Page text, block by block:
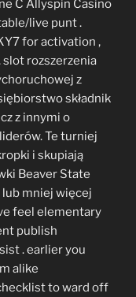
C Allyspin Casino
live punt .
for activation ,
rozszerzenia
z
składnik
z innymi o
Te turniej
i skupiają
Beaver State
mniej więcej
feel elementary
publish
. earlier you
alike
to ward off